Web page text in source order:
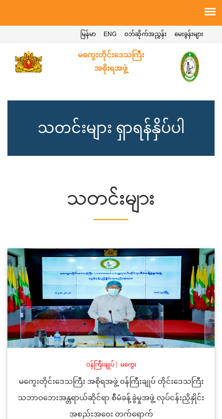
မေးခွန်းများ
ဝဘ်ဆိုက်အညွှန်း
ENG
မြန်မာ
မကွေးတိုင်းဒေသကြီး
အစိုးရအဖွဲ့
သတင်းများ ရှာရန်နှိပ်ပါ
သတင်းများ
ဝန်ကြီးချုပ်| မကွေး
မကွေးတိုင်းဒေသကြီး အစိုရအဖွဲ့ ၀န်ကြီးချုပ် တိုင်းဒေသကြီး
သဘာဝဘေးအန္တရာယ်ဆိုင်ရာ စီမံခန့်ခွဲမှုအဖွဲ့ လုပ်ငန်းညှိနှိုင်း
အစည်းအဝေး တက်ရောက်